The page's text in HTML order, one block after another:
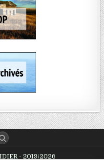
- 2019/2026